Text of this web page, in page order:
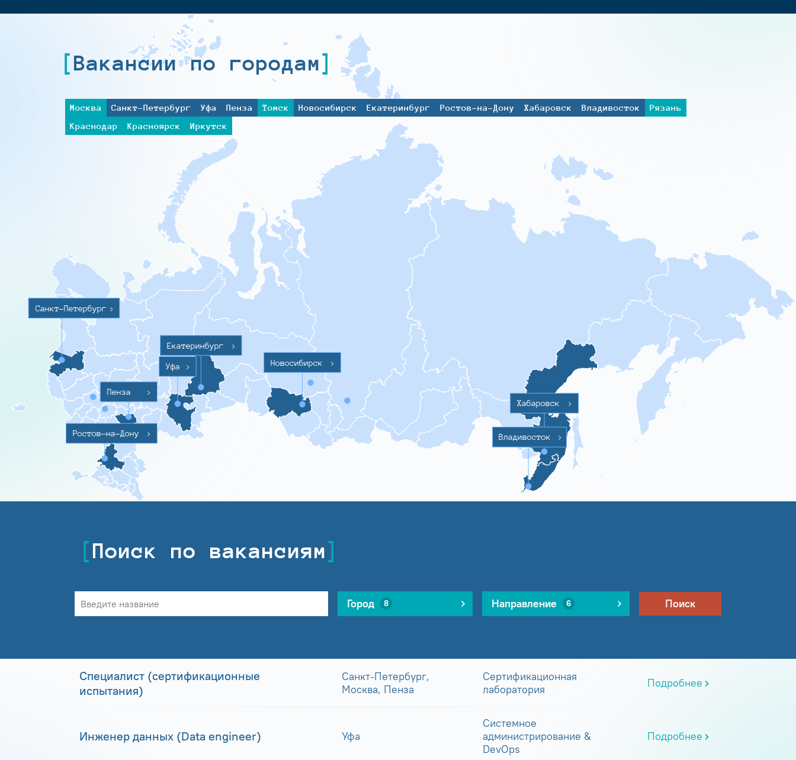
Вакансии по городам
Москва Санкт-Петербург Уфа Пенза Томск Новосибирск Екатеринбург Ростов-на-Дону Хабаровск Владивосток
Рязань
Краснодар
Красноярск Иркутск
Санкт-Петербург >
Ростов-на-Дону >
Пенза >
Уфа >
Екатеринбург
>
Новосибирск
>
Хабаровск >
Владивосток >
Поиск по вакансиям
Город 8 Направление 6 Поиск
Специалист (сертификационные
испытания)
Санкт-Петербург,
Москва, Пенза
Сертификационная
лаборатория
Подробнее
Инженер данных (Data engineer) Уфа
Системное
администрирование &
DevOps
Подробнее